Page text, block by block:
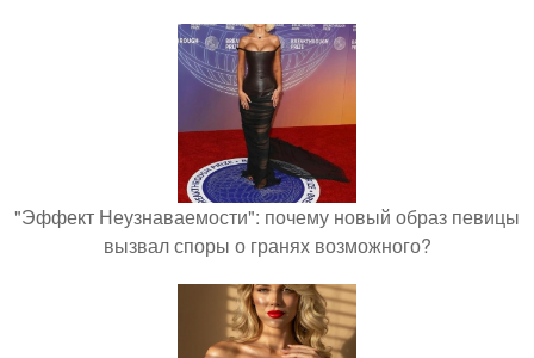
"Эффект Неузнаваемости": почему новый образ певицы
вызвал споры о гранях возможного?